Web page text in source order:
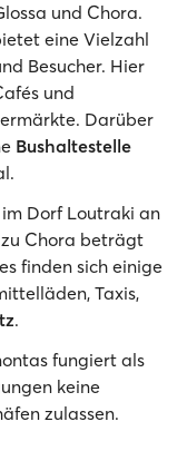
und Chora.
eine Vielzahl
Besucher. Hier
und
Darüber
Bushaltestelle
Dorf Loutraki an
Chora beträgt
finden sich einige
Taxis,
.
fungiert als
keine
zulassen.